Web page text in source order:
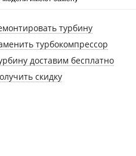
турбину
турбокомпрессор
доставим бесплатно
скидку